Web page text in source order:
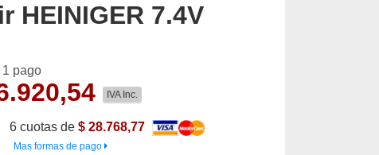
HEINIGER 7.4V
1 pago
IVA Inc.
6cuotas de $ 28.768,77
Mas formas de pago